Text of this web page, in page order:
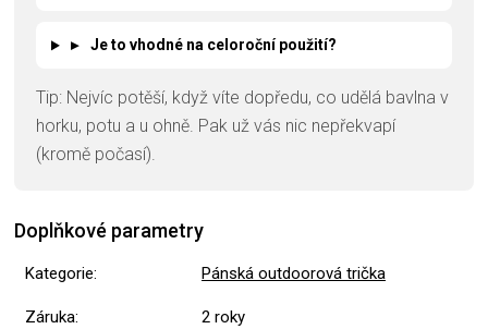
▸ Je to vhodné na celoroční použití?
Tip: Nejvíc potěší, když víte dopředu, co udělá bavlna v
horku, potu a u ohně. Pak už vás nic nepřekvapí
(kromě počasí).
Doplňkové parametry
Kategorie: Pánská outdoorová trička
Záruka: 2 roky